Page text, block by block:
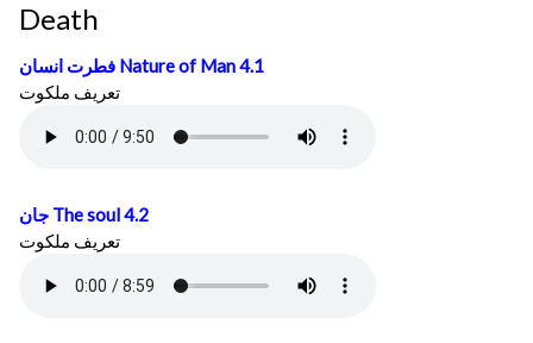
Death
فطرت انسان Nature of Man 4.1
تعريف ملكوت
The soul 4.2
تعريف ملكوت